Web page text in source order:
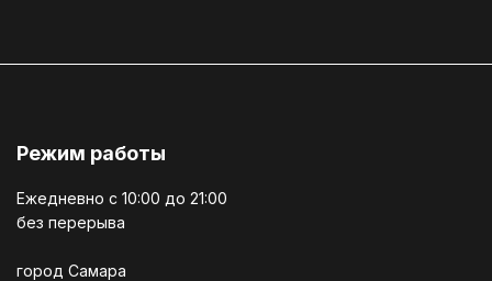
Режим работы
Ежедневно c 10:00 до 21:00
без перерыва
город Самара